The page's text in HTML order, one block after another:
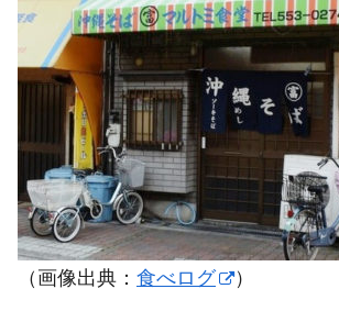
（画像出典： 食べログ ）